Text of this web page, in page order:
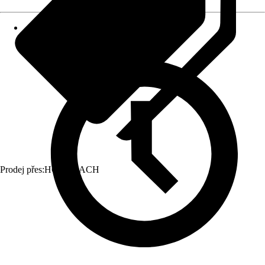
Prodej přes:HORNBACH